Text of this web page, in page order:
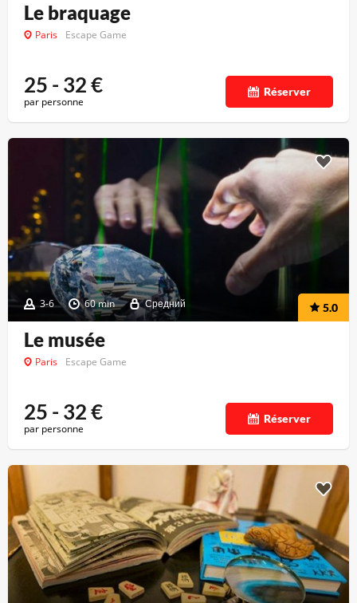
Le braquage
Paris Escape Game
25 - 32€
par personne
Réserver
3-6 60 min Средний 5.0
Le musée
Paris Escape Game
25 - 32€
par personne
Réserver